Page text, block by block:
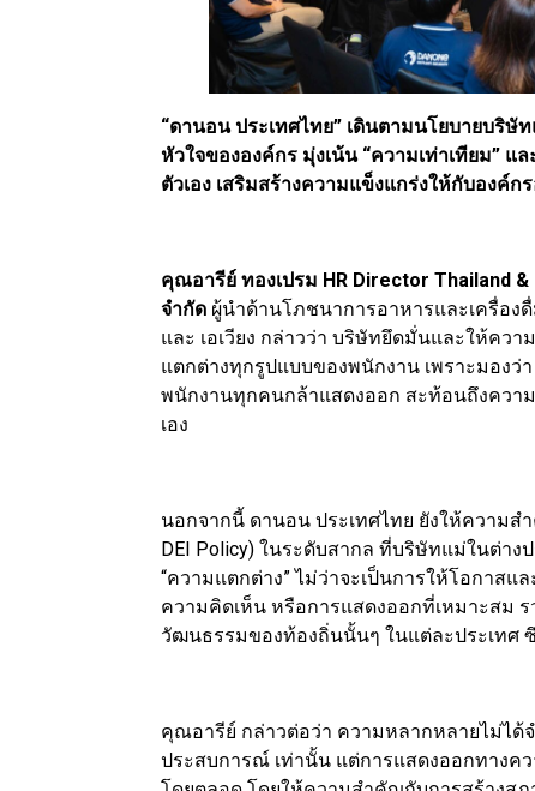
“ดานอน ประเทศไทย” เดินตามนโยบายบริ
หัวใจขององค์กร มุ่งเน้น “ความเท่าเทียม”
ตัวเอง เสริมสร้างความแข็งแกร่งให้กับองค์ก
คุณอารีย์ ทองเปรม HR Director Thailand
จำกัด ผู้นำด้านโภชนาการอาหารและเครื่อง
และ เอเวียง กล่าวว่า บริษัทยึดมั่นและให้ค
แตกต่างทุกรูปแบบของพนักงาน เพราะมองว่
พนักงานทุกคนกล้าแสดงออก สะท้อนถึงควา
เอง
นอกจากนี้ ดานอน ประเทศไทย ยังให้ความส
DEI Policy) ในระดับสากล ที่บริษัทแม่ในต่าง
“ความแตกต่าง” ไม่ว่าจะเป็นการให้โอกาส
ความคิดเห็น หรือการแสดงออกที่เหมาะสม
วัฒนธรรมของท้องถิ่นนั้นๆ ในแต่ละประเทศ
คุณอารีย์ กล่าวต่อว่า ความหลากหลายไม่ได้
ประสบการณ์ เท่านั้น แต่การแสดงออกทาง